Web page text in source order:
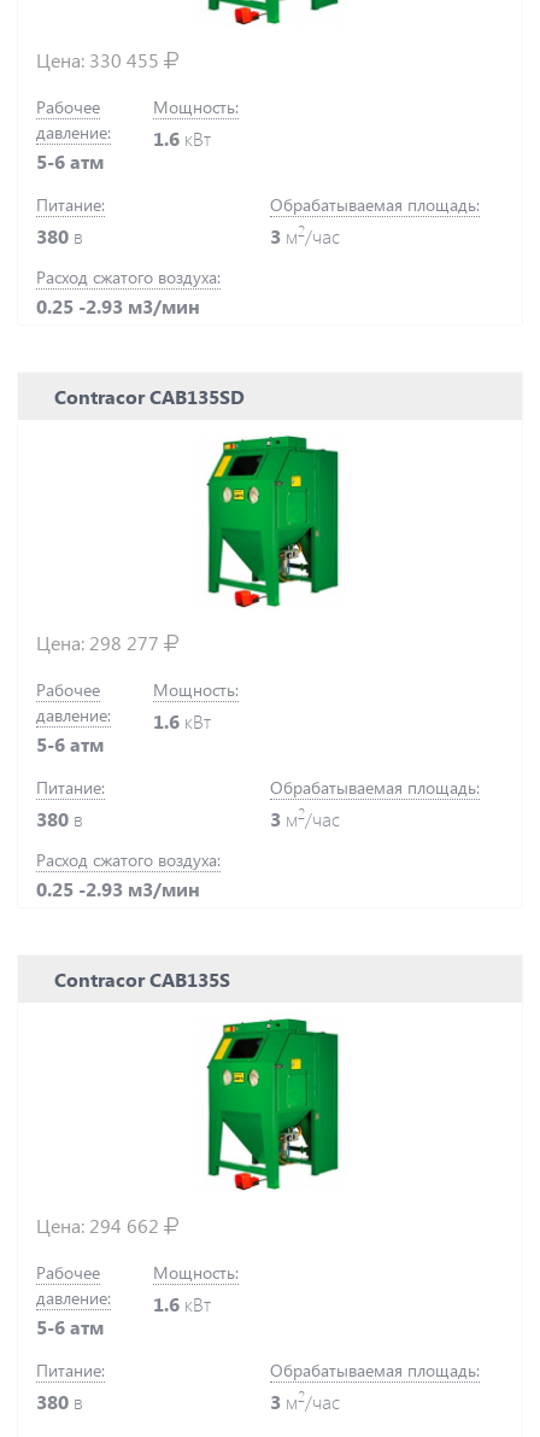
Цена: 330 455
Рабочее
давление:
5-6 атм
Мощность:
1.6 кВт
Питание:
380 в
Обрабатываемая площадь:
3 м2/час
Расход сжатого воздуха:
0.25 -2.93 м3/мин
Contracor CAB135SD
Цена: 298 277
Рабочее
давление:
5-6 атм
Мощность:
1.6 кВт
Питание:
380 в
Обрабатываемая площадь:
3 м2/час
Расход сжатого воздуха:
0.25 -2.93 м3/мин
Contracor CAB135S
Цена: 294 662
Рабочее
давление:
5-6 атм
Мощность:
1.6 кВт
Питание:
380 в
Обрабатываемая площадь:
3 м2/час